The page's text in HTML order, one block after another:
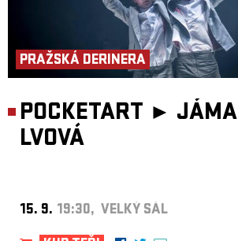
PRAŽSKÁ DERINERA
POCKETART ► JÁMA
LVOVÁ
15. 9. 19:30, VELKÝ SÁL